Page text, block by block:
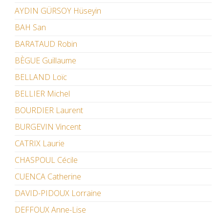
AYDIN GÜRSOY Hüseyin
BAH San
BARATAUD Robin
BÈGUE Guillaume
BELLAND Loïc
BELLIER Michel
BOURDIER Laurent
BURGEVIN Vincent
CATRIX Laurie
CHASPOUL Cécile
CUENCA Catherine
DAVID-PIDOUX Lorraine
DEFFOUX Anne-Lise